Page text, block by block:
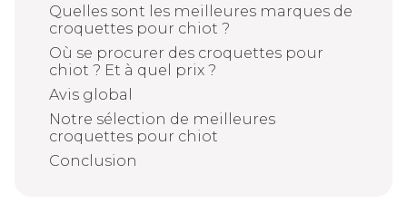
Quelles sont les meilleures marques de
croquettes pour chiot ?
Où se procurer des croquettes pour
chiot ? Et à quel prix ?
Avis global
Notre sélection de meilleures
croquettes pour chiot
Conclusion